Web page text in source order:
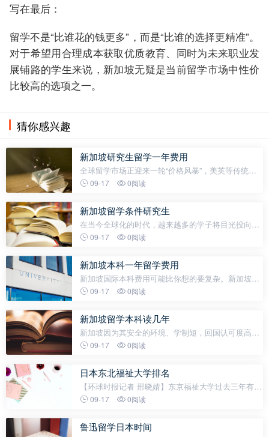
写在最后：
留学不是“比谁花的钱更多”，而是“比谁的选择更精准”。
对于希望用合理成本获取优质教育、同时为未来职业发
展铺路的学生来说，新加坡无疑是当前留学市场中性价
比较高的选项之一。
猜你感兴趣
新加坡研究生留学一年费用
全球留学市场正迎来一轮“价格风暴”，美英等传统留
学大国的“最贵开学季”已成常态。比如美国顶尖私立
等开支，一年总花费轻松
09-17 0阅读
新加坡留学条件研究生
在当今全球化的时代，越来越多的学子将目光投向了
海外深造，而新加坡以其优质的教育资源、多元的文
热门选择。研究生新加坡留学条
09-17 0阅读
新加坡本科一年留学费用
新加坡国际本科费用可能比你想的要复杂。新加坡国
际本科的费用结构正在以非常夸张的速度变化，这种
长措手不及。为什么会这么
09-17 0阅读
新加坡留学本科读几年
新加坡因为其安全的环境、学制短，回国认可度高，
留学成本低，多文化的氛围，以及英联邦的教育体
带国家，一年四季温度恒定在29-32°之
09-17 0阅读
日本东北福祉大学排名
【环球时报记者 邢晓婧】东京福祉大学过去三年有大
约1400名留学生“下落不明”。该丑闻自三月中旬曝光
京入国管理局对该校进行
09-17 0阅读
鲁迅留学日本时间